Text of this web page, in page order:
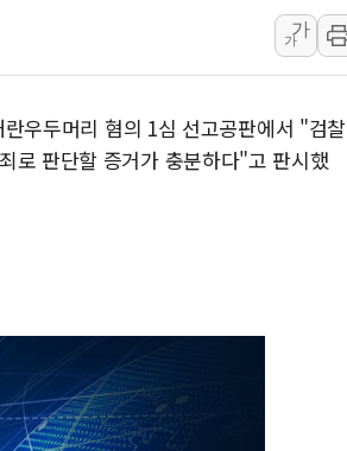
[르포] 39도 폭염 속 잠실 개표
강원·전라권 폭염중대경보 확
[2보] 북한, 원산서 동해상 단거리
양주 가전제품 창고서 화재…차
법원, '관저 이전 봐주기 감사'
성폭력 피해자 보호단체, 경찰
우크라, 러 탄도미사일 공격에
가
가
우두머리 혐의 1심 선고공판에서 "검찰
로 판단할 증거가 충분하다"고 판시했